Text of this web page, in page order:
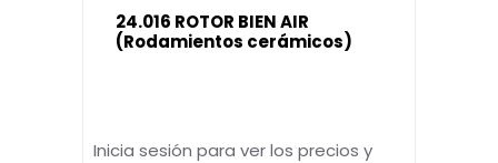
24.016 ROTOR BIEN AIR
(Rodamientos cerámicos)
Inicia sesión para ver los precios y